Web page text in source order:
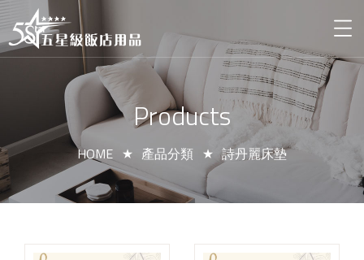
Products
HOME 產品分類 詩丹麗床墊